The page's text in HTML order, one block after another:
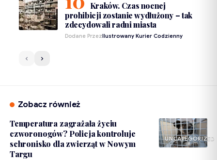
Kraków. Czas nocnej
prohibicji zostanie wydłużony – tak
zdecydowali radni miasta
Dodane PrzezIlustrowany Kurier Codzienny
Zobacz również
UNCATEGORIZED
Temperatura zagrażała życiu
czworonogów? Policja kontroluje
schronisko dla zwierząt w Nowym
Targu